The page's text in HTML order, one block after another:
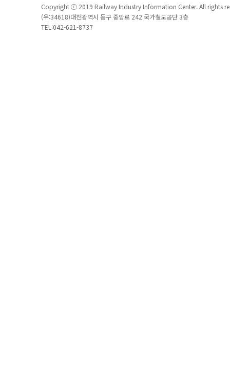
Copyright ⓒ 2019 Railway Industry Information Center. All rights
(우:34618)대전광역시 동구 중앙로 242 국가철도공단 3층
TEL:042-621-8737